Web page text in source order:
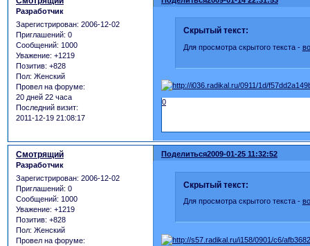
Разработчик
Зарегистрирован: 2006-12-02
Приглашений: 0
Сообщений: 1000
Уважение: +1219
Позитив: +828
Пол: Женский
Провел на форуме:
20 дней 22 часа
Последний визит:
2011-12-19 21:08:17
Скрытый текст:
Для просмотра скрытого текста -
0
Поделиться2009-01-25 11:32:52
Смотрящий
Разработчик
Зарегистрирован: 2006-12-02
Приглашений: 0
Сообщений: 1000
Уважение: +1219
Позитив: +828
Пол: Женский
Провел на форуме:
Скрытый текст:
Для просмотра скрытого текста -